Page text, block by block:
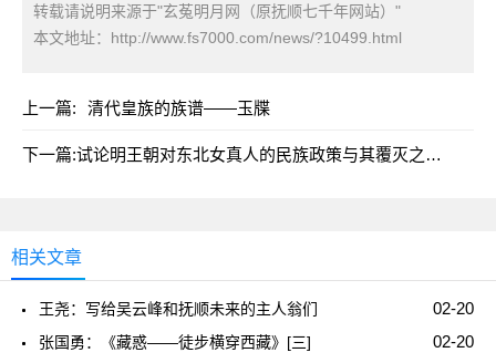
转载请说明来源于"玄菟明月网（原抚顺七千年网站）"
本文地址： http://www.fs7000.com/news/?10499.html
上一篇: 清代皇族的族谱——玉牒
下一篇:试论明王朝对东北女真人的民族政策与其覆灭之关系
相关文章
02-20
王尧：写给吴云峰和抚顺未来的主人翁们
02-20
张国勇：《藏惑——徒步横穿西藏》[三]